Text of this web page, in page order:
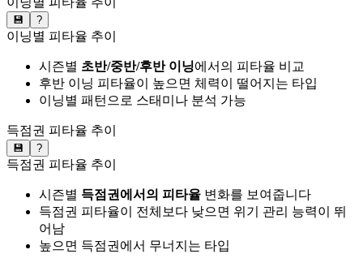
💾 ?
이닝별 피타율 추이
시즌별 초반/중반/후반 이닝에서의 피타율 비교
후반 이닝 피타율이 높으면 체력이 떨어지는 타입
이닝별 패턴으로 스태미나 분석 가능
득점권 피타율 추이
💾 ?
득점권 피타율 추이
시즌별 득점권에서의 피타율 변화를 보여줍니다
득점권 피타율이 전체보다 낮으면 위기 관리 능력이 뛰
어남
높으면 득점권에서 무너지는 타입